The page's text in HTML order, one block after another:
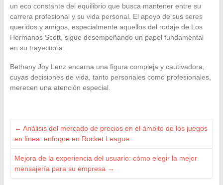
un eco constante del equilibrio que busca mantener entre su
carrera profesional y su vida personal. El apoyo de sus seres
queridos y amigos, especialmente aquellos del rodaje de Los
Hermanos Scott, sigue desempeñando un papel fundamental
en su trayectoria.
Bethany Joy Lenz encarna una figura compleja y cautivadora,
cuyas decisiones de vida, tanto personales como profesionales,
merecen una atención especial.
← Análisis del mercado de precios en el ámbito de los juegos
en línea: enfoque en Rocket League
Mejora de la experiencia del usuario: cómo elegir la mejor
mensajería para su empresa →